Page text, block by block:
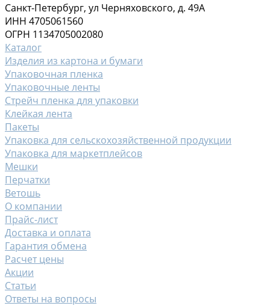
Санкт-Петербург, ул Черняховского, д. 49А
ИНН 4705061560
ОГРН 1134705002080
Каталог
Изделия из картона и бумаги
Упаковочная пленка
Упаковочные ленты
Стрейч пленка для упаковки
Клейкая лента
Пакеты
Упаковка для сельскохозяйственной продукции
Упаковка для маркетплейсов
Мешки
Перчатки
Ветошь
О компании
Прайс-лист
Доставка и оплата
Гарантия обмена
Расчет цены
Акции
Статьи
Ответы на вопросы